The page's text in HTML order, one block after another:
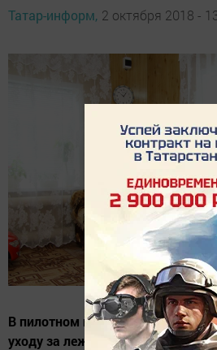
Татар-информ, 2 октября 2018 -
В пилотном проекте по
уходу за лежачими пожилыми